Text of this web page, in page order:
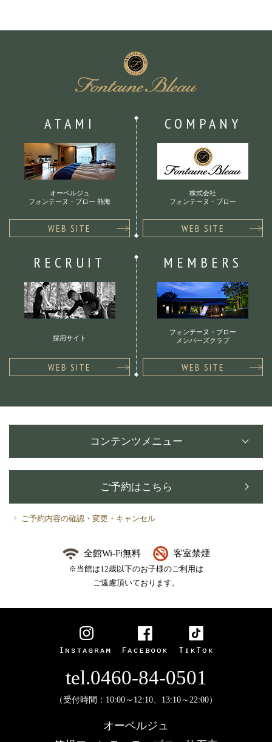
ATAMI
オーベルジュ
フォンテーヌ・ブロー 熱海
WEB SITE
COMPANY
株式会社
フォンテーヌ・ブロー
WEB SITE
RECRUIT
採用サイト
WEB SITE
MEMBERS
フォンテーヌ・ブロー
メンバーズクラブ
WEB SITE
コンテンツメニュー
ご予約はこちら
ご予約内容の確認・変更・キャンセル
全館Wi-Fi無料 客室禁煙
※当館は12歳以下のお子様のご利用は
ご遠慮頂いております。
tel.0460-84-0501
（受付時間：10:00～12:10、13:10～22:00）
オーベルジュ